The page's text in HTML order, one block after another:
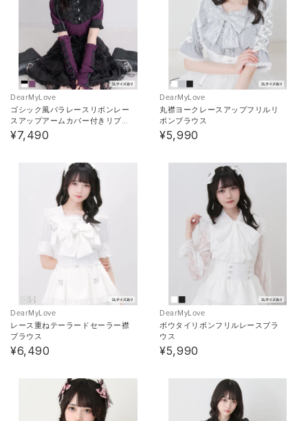
DearMyLove
ゴシック風バラレースリボンレー
スアップアームカバー付きリブト
ップス
¥7,490
DearMyLove
丸襟ヨークレースアップフリルリ
ボンブラウス
¥5,990
DearMyLove
レース重ねテーラードセーラー襟
ブラウス
¥6,490
DearMyLove
ボウタイリボンフリルレースブラ
ウス
¥5,990